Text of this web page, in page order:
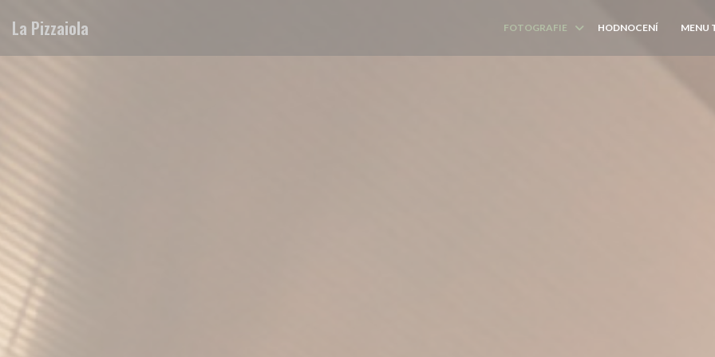
La Pizzaiola FOTOGRAFIE HODNOCENÍ MENU